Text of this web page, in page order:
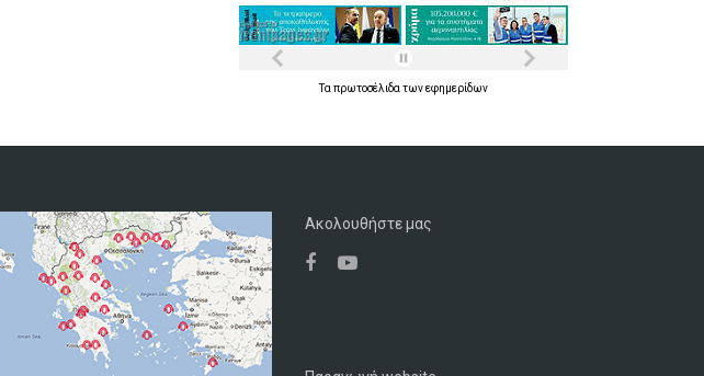
Τα πρωτοσέλιδα τωνεφημερίδων
Ακολουθήστε μας